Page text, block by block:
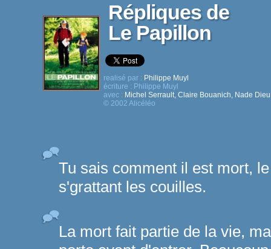
Répliques de
Le Papillon
realisé par : Philippe Muyl
écriture : Philippe Muyl
avec : Michel Serrault, Claire Bouanich, Nade Dieu
© 2002 Alicéléo
Tu sais comment il est mort,
s'grattant les couilles.
La mort fait partie de la vie,